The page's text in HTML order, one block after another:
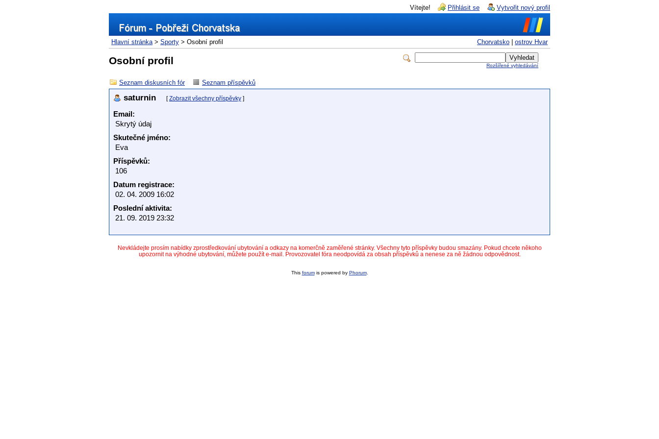
Vítejte! Přihlásit se Vytvořit nový profil
Chorvatsko ostrov Hvar
Hlavní stránka> Sporty > Osobní profil
Rozšířené vyhledávání
Osobní profil
Seznam diskusních fór Seznam příspěvků
saturnin [Zobrazit všechny příspěvky ]
Email:
Skrytý údaj
Skutečné jméno:
Eva
Příspěvků:
106
Datum registrace:
02. 04. 2009 16:02
Poslední aktivita:
21. 09. 2019 23:32
Nevkládejte prosím nabídky zprostředkování ubytování a odkazy na komerčně zaměřené stránky. Všechny tyto příspěvky budou smazány. Pokud chcete někoho
upozornit na výhodné ubytování, můžete použít e-mail. Provozovatel fóra neodpovídá za obsah příspěvků a nenese za ně žádnou odpovědnost.
This forumis powered by Phorum.